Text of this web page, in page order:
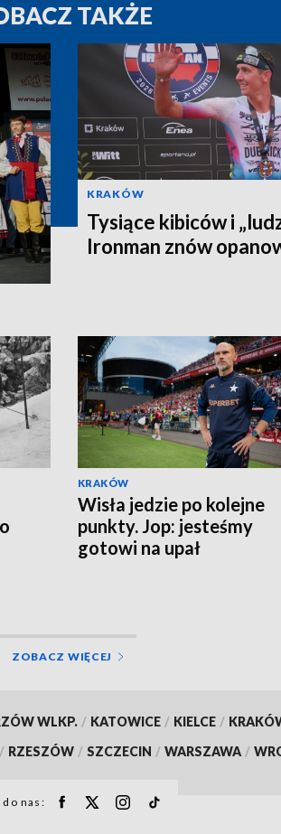
TAKŻE
KRAKÓW
Tysiące kibiców i
Ironman znów
KRAKÓW
Wisła jedzie po kolejne
punkty. Jop: jesteśmy
gotowi na upał
ZOBACZ WIĘCEJ
WLKP. / KATOWICE / KIELCE /
/ RZESZÓW / SZCZECIN / WARSZAWA /
do nas: